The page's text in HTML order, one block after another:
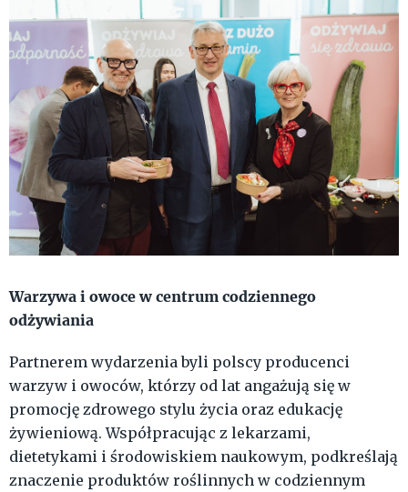
Warzywa i owoce w centrum codziennego
odżywiania
Partnerem wydarzenia byli polscy producenci
warzyw i owoców, którzy od lat angażują się w
promocję zdrowego stylu życia oraz edukację
żywieniową. Współpracując z lekarzami,
dietetykami i środowiskiem naukowym, podkreślają
znaczenie produktów roślinnych w codziennym